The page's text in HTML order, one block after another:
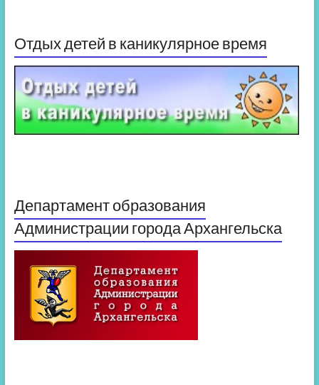
Отдых детей в каникулярное время
Департамент образования
Администрации города Архангельска